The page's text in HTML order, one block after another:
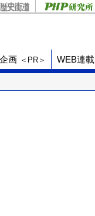
画 ＜PR＞ WEB連載